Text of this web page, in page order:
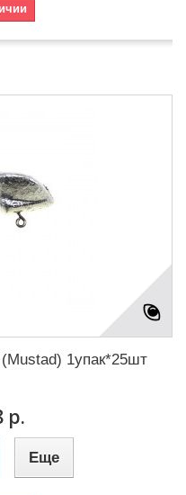
1упак*25шт
р.
Еще